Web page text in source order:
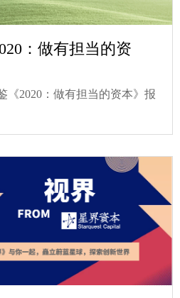
：做有担当的资
《2020：做有担当的资本》报